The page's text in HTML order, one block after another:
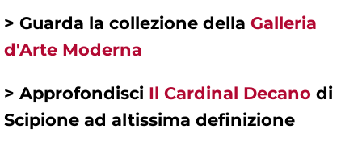
> Guarda la collezione della Galleria
d'Arte Moderna
> Approfondisci Il Cardinal Decano di
Scipione ad altissima definizione